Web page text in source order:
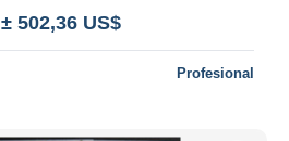
± 502,36 US$
Profesional